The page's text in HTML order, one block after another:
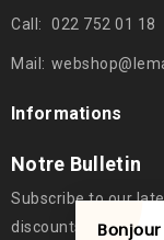
Call: 022 752 01 18
Mail:
Informations
Notre Bulletin
Subscribe to our
discounts.